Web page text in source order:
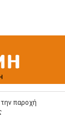
παροχή